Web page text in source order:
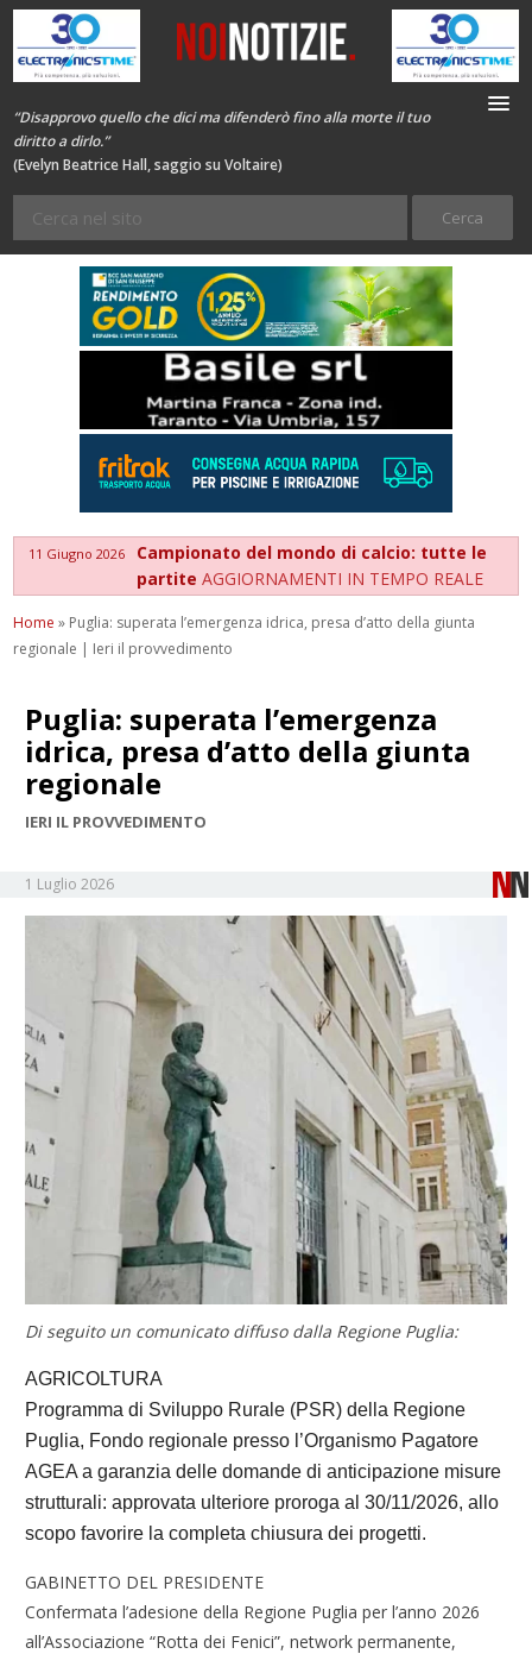
“Disapprovo quello che dici ma difenderò fino alla morte il tuo
diritto a dirlo.”
(Evelyn Beatrice Hall, saggio su Voltaire)
11 Giugno 2026
Campionato del mondo di calcio: tutte le
partiteAGGIORNAMENTI IN TEMPO REALE
Home » Puglia: superata l’emergenza idrica, presa d’atto della giunta
regionale | Ieri il provvedimento
Puglia: superata l’emergenza
idrica, presa d’atto della giunta
regionale
IERI IL PROVVEDIMENTO
1 Luglio 2026
Di seguito un comunicato diffuso dalla Regione Puglia:
AGRICOLTURA
Programma di Sviluppo Rurale (PSR) della Regione
Puglia, Fondo regionale presso l’Organismo Pagatore
AGEA a garanzia delle domande di anticipazione misure
strutturali: approvata ulteriore proroga al 30/11/2026, allo
scopo favorire la completa chiusura dei progetti.
GABINETTO DEL PRESIDENTE
Confermata l’adesione della Regione Puglia per l’anno 2026
all’Associazione “Rotta dei Fenici”, network permanente,